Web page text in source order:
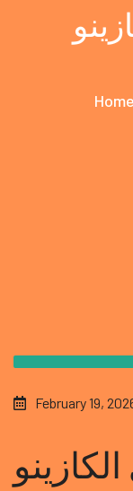
Home
February 19,